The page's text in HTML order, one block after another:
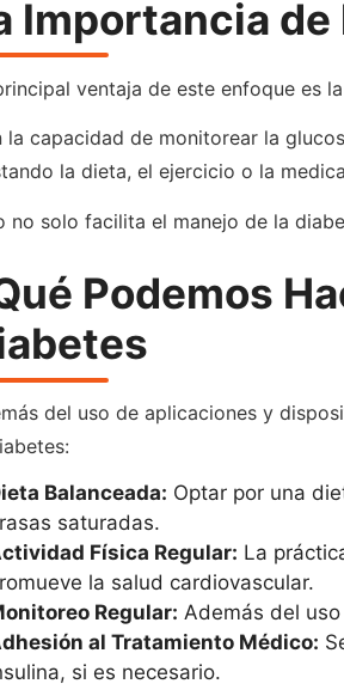
Importancia
ventaja de este enfoque es
la capacidad de monitorear la
la dieta, el ejercicio o la
no solo facilita el manejo de la
Podemos
del uso de aplicaciones y
Balanceada: Optar por una
saturadas.
Física Regular: La
la salud cardiovascular.
Regular: Además del
al Tratamiento Médico:
si es necesario.